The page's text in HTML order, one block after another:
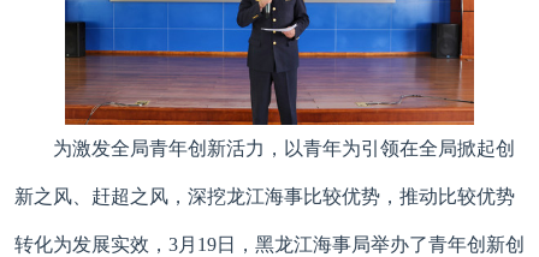
为激发全局青年创新活力，以青年为引领在全局掀起创
新之风、赶超之风，深挖龙江海事比较优势，推动比较优势
转化为发展实效，3月19日，黑龙江海事局举办了青年创新创